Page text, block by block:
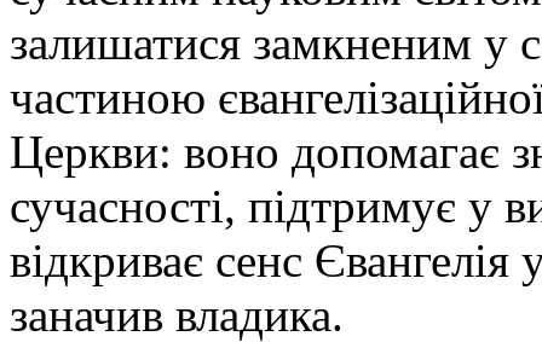
залишатися замкненим у
частиною
Церкви: воно допомагає
сучасності, підтримує у
відкриває сенс
заначив владика.